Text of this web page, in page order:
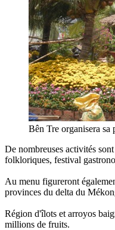
Bên Tre organisera sa
De nombreuses activités
folkloriques, festival
Au menu figureront
provinces du delta du
Région d'îlots et arroyos
millions de fruits.